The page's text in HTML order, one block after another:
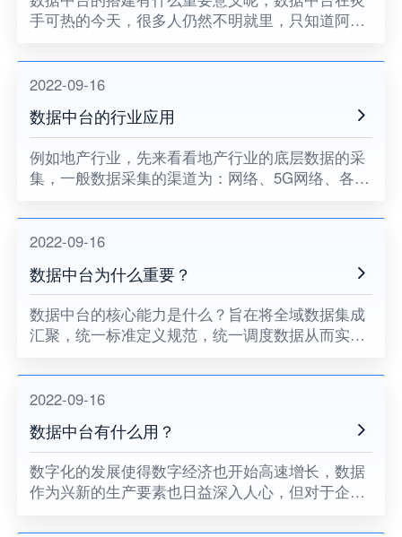
手可热的今天，很多人仍然不明就里，只知道阿
说，数据中台就是一套高效的用户管理体系，搭建
了数据中台就可以有机会创造价
2022-09-16
数据中台的行业应用
例如地产行业，先来看看地产行业的底层数据的采
集，一般数据采集的渠道为：网络、5G网络、各大
和外部数据。
2022-09-16
数据中台为什么重要？
​数据中台的核心能力是什么？旨在将全域数据集成
汇聚，统一标准定义规范，统一调度数据从而实现
2022-09-16
数据中台有什么用？
数字化的发展使得数字经济也开始高速增长，数据
作为兴新的生产要素也日益深入人心，但对于企业